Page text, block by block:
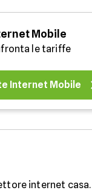
Mobile
le tariffe
Internet Mobile
internet casa.